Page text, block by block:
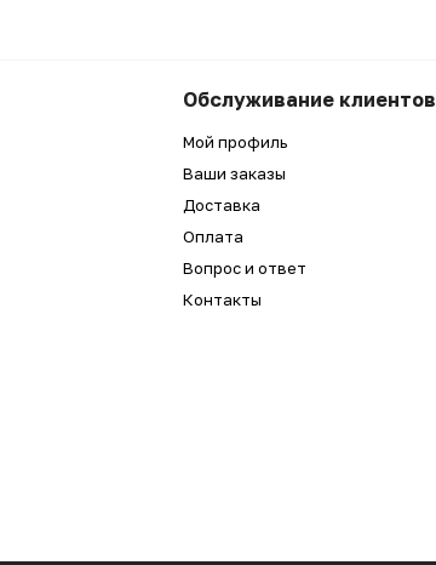
Обслуживание клиентов
Мой профиль
Ваши заказы
Доставка
Оплата
Вопрос и ответ
Контакты